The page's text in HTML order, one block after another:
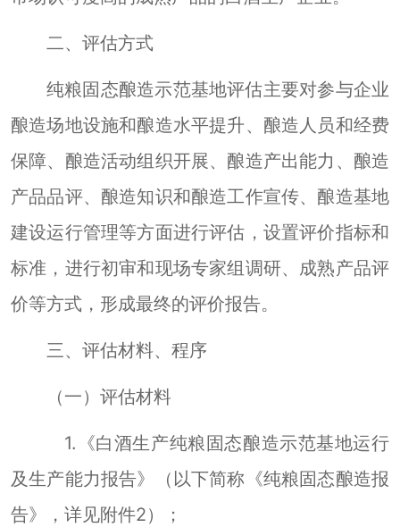
二、评估方式
纯粮固态酿造示范基地评估主要对参与企业
酿造场地设施和酿造水平提升、酿造人员和经费
保障、酿造活动组织开展、酿造产出能力、酿造
产品品评、酿造知识和酿造工作宣传、酿造基地
建设运行管理等方面进行评估 ，设置评价指标和
标准 ， 进行初审和现场专家组调研、成熟产品评
价等方式，形成最终的评价报告。
三、评估材料、程序
（一）评估材料
1. 《白酒生产纯粮 固态酿造示范基地运行
及生产能力报告》（以下简称《纯粮固态酿造报
告》，详见附件2）；